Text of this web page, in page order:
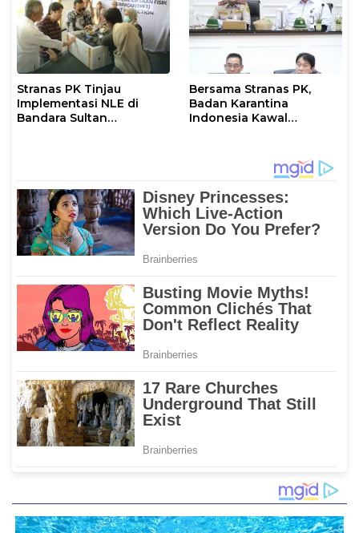
Stranas PK Tinjau
Implementasi NLE di
Bandara Sultan
Bersama Stranas PK,
Badan Karantina
Indonesia Kawal